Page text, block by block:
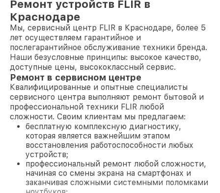
Ремонт устройств FLIR в
Краснодаре
Мы, сервисный центр FLIR в Краснодаре, более 5
лет осуществляем гарантийное и
послегарантийное обслуживание техники бренда.
Наши безусловные принципы: высокое качество,
доступные цены, высококлассный сервис.
Ремонт в сервисном центре
Квалифицированные и опытные специалисты
сервисного центра выполняют ремонт бытовой и
профессиональной техники FLIR любой
сложности. Своим клиентам мы предлагаем:
бесплатную комплексную диагностику,
которая является важнейшим этапом
восстановления работоспособности любых
устройств;
профессиональный ремонт любой сложности,
начиная со смены экрана на смартфонах и
заканчивая сложными системными поломками